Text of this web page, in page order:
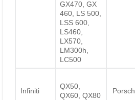
GX470, GX
460, LS 500,
LSS 600,
LS460,
LX570,
LM300h,
LC500
Infiniti
QX50,
QX60, QX80